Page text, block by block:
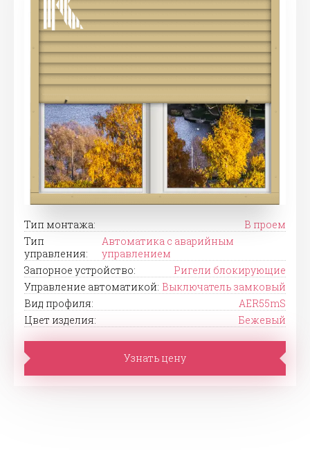
Тип монтажа:
В проем
Тип
управления:
Автоматика с аварийным
управлением
Запорное устройство:
Ригели блокирующие
Управление автоматикой: Выключатель замковый
Вид профиля:
AER55mS
Цвет изделия:
Бежевый
Узнать цену